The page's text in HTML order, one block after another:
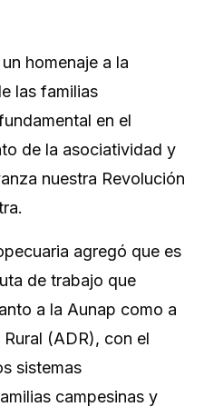
homenaje a la
las familias
en el
de la asociatividad y
nuestra Revolución
agregó que es
de trabajo que
a la Aunap como a
(ADR), con el
sistemas
campesinas y